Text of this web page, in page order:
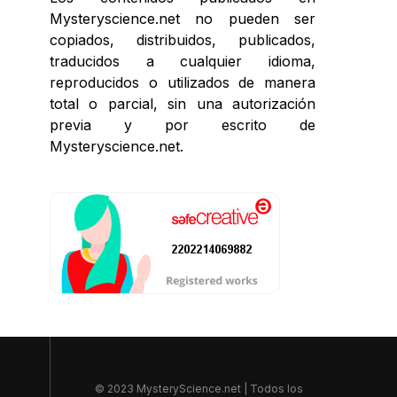
Mysteryscience.net no pueden ser
copiados, distribuidos, publicados,
traducidos a cualquier idioma,
reproducidos o utilizados de manera
total o parcial, sin una autorización
previa y por escrito de
Mysteryscience.net.
© 2023 MysteryScience.net | Todos los